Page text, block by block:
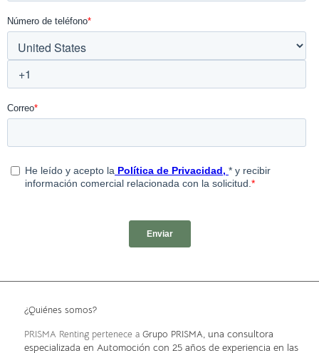
¿Quiénes somos?
PRISMA Renting pertenece a Grupo PRISMA, una consultora
especializada en Automoción con 25 años de experiencia en las